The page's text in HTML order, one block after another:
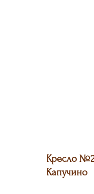
Кресло
Капучино